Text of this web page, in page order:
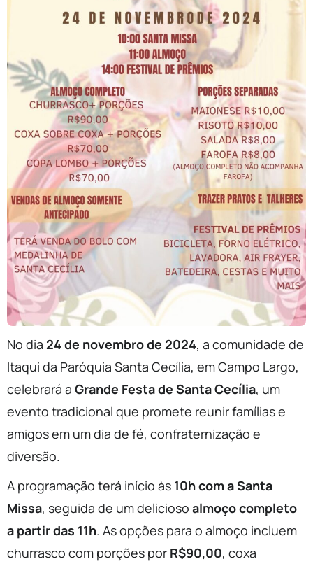
No dia 24 de novembro de 2024, a comunidade de
Itaqui da Paróquia Santa Cecília, em Campo Largo,
celebrará a Grande Festa de Santa Cecília, um
evento tradicional que promete reunir famílias e
amigos em um dia de fé, confraternização e
diversão.
A programação terá início às 10h com a Santa
Missa, seguida de um delicioso almoço completo
a partir das 11h. As opções para o almoço incluem
churrasco com porções por R$90,00, coxa